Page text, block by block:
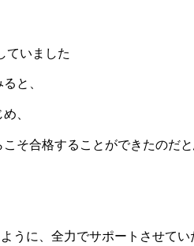
ていました
と、
、
そ合格することができたのだ
うに、全力でサポートさせてい